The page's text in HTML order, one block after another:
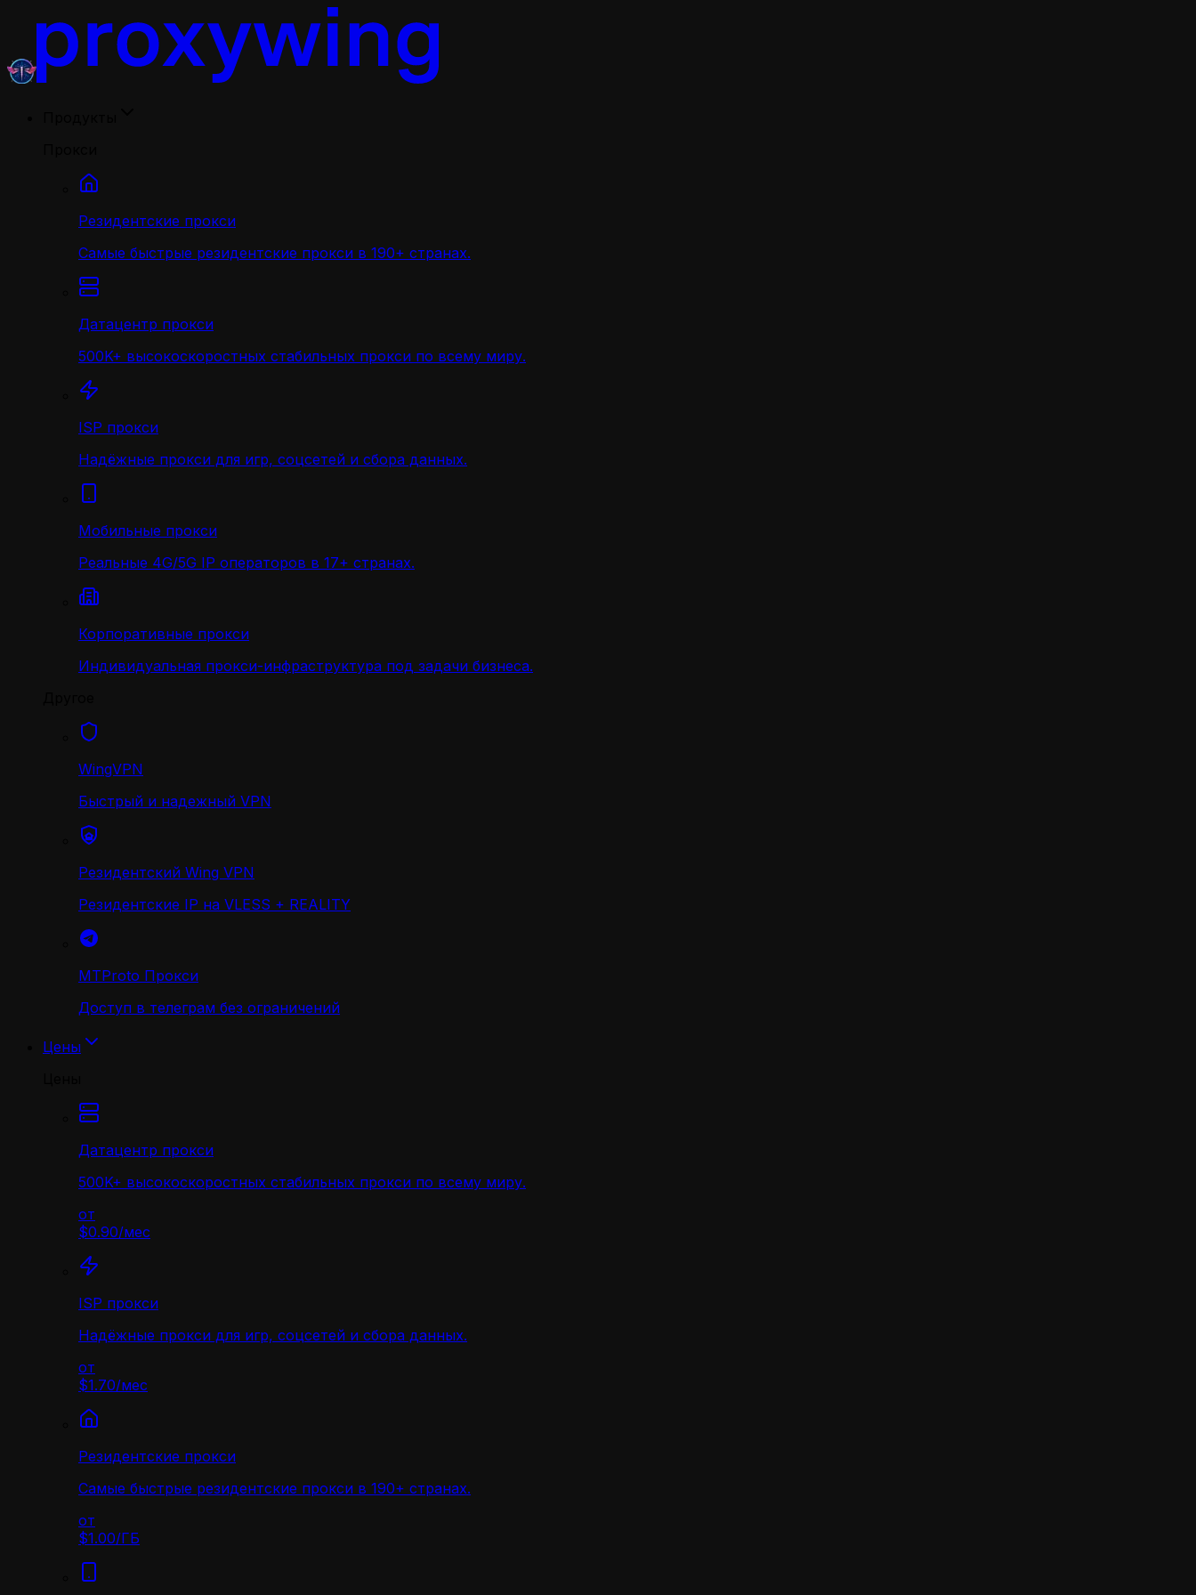
Резидентские прокси
Самые быстрые резидентские прокси в 190+ странах.
Датацентр прокси
500K+ высокоскоростных стабильных прокси по всему миру.
ISP прокси
Надёжные прокси для игр, соцсетей и сбора данных.
Мобильные прокси
Реальные 4G/5G IP операторов в 17+ странах.
Корпоративные прокси
Индивидуальная прокси-инфраструктура под задачи бизнеса.
WingVPN
Быстрый и надежный VPN
Резидентский Wing VPN
Резидентские IP на VLESS + REALITY
MTProto Прокси
Доступ в телеграм без ограничений
Цены
Датацентр прокси
500K+ высокоскоростных стабильных прокси по всему миру.
от
$0.90/мес
ISP прокси
Надёжные прокси для игр, соцсетей и сбора данных.
от
$1.70/мес
Резидентские прокси
Самые быстрые резидентские прокси в 190+ странах.
от
$1.00/ГБ